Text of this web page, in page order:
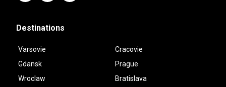
Destinations
Varsovie
Cracovie
Gdansk
Prague
Wroclaw
Bratislava